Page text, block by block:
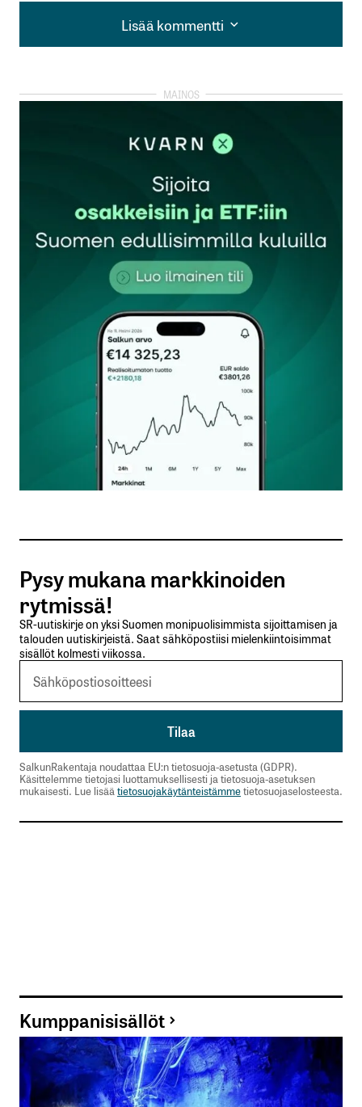
Lisää kommentti
Lisää kommentti
kirjautua
rekisteröityä
Sähköpostiosoitettasi ei julkaista.Pakolliset
kentät on merkitty*
Kommentti*
Nimesi tai nimimerkkisi
Sähköpostiosoitteesi
Tilaa SalkunRakentajan uutiskirje
Lähetä kommentti
Pysy mukana markkinoiden
rytmissä!
SR-uutiskirje on yksi Suomen monipuolisimmista sijoittamisen ja
talouden uutiskirjeistä. Saat sähköpostiisi mielenkiintoisimmat
sisällöt kolmesti viikossa.
SalkunRakentaja noudattaa EU:n tietosuoja-asetusta (GDPR).
Käsittelemme tietojasi luottamuksellisesti ja tietosuoja-asetuksen
mukaisesti. Lue lisää tietosuojakäytänteistämmetietosuojaselosteesta.
Kumppanisisällöt